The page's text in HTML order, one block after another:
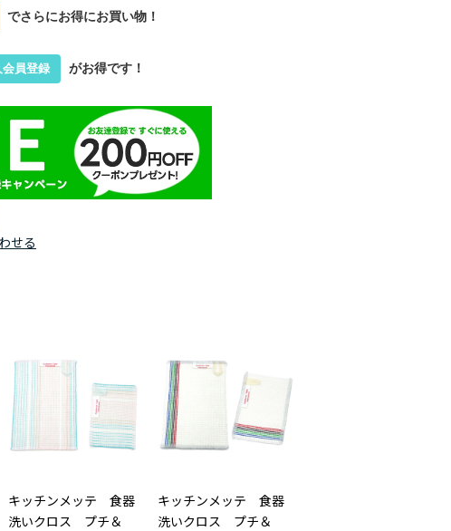
キッチンメッテ 食器
洗いクロス プチ＆
キッチンメッテ 食器
洗いクロス プチ＆
でさらにお得にお買い物！
会員登録 がお得です！
せる